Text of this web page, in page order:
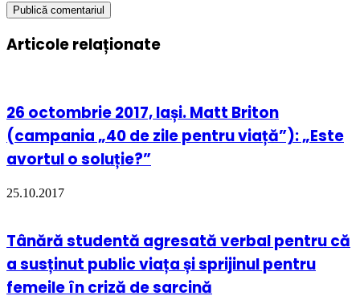
Articole relaționate
26 octombrie 2017, Iași. Matt Briton
(campania „40 de zile pentru viață”): „Este
avortul o soluție?”
25.10.2017
Tânără studentă agresată verbal pentru că
a susținut public viața și sprijinul pentru
femeile în criză de sarcină